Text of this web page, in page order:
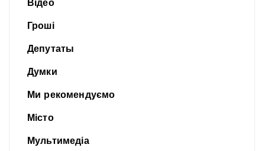
Відео
Гроші
Депутаты
Думки
Ми рекомендуємо
Місто
Мультимедіа